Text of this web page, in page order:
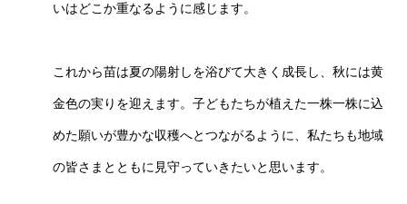
いはどこか重なるように感じます。
これから苗は夏の陽射しを浴びて大きく成長し、秋には黄
金色の実りを迎えます。子どもたちが植えた一株一株に込
めた願いが豊かな収穫へとつながるように、私たちも地域
の皆さまとともに見守っていきたいと思います。